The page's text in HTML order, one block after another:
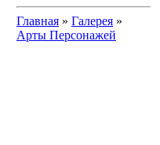
Главная » Галерея »
Арты Персонажей